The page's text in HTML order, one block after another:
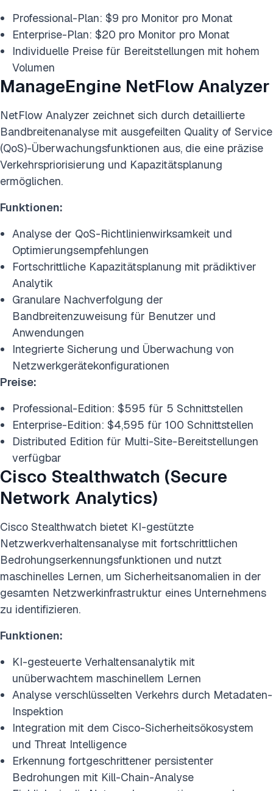
Professional-Plan: $9 pro Monitor pro Monat
Enterprise-Plan: $20 pro Monitor pro Monat
Individuelle Preise für Bereitstellungen mit hohem
Volumen
ManageEngine NetFlow Analyzer
NetFlow Analyzer zeichnet sich durch detaillierte
Bandbreitenanalyse mit ausgefeilten Quality of Service
(QoS)-Überwachungsfunktionen aus, die eine präzise
Verkehrspriorisierung und Kapazitätsplanung
ermöglichen.
Funktionen:
Analyse der QoS-Richtlinienwirksamkeit und
Optimierungsempfehlungen
Fortschrittliche Kapazitätsplanung mit prädiktiver
Analytik
Granulare Nachverfolgung der
Bandbreitenzuweisung für Benutzer und
Anwendungen
Integrierte Sicherung und Überwachung von
Netzwerkgerätekonfigurationen
Preise:
Professional-Edition: $595 für 5 Schnittstellen
Enterprise-Edition: $4,595 für 100 Schnittstellen
Distributed Edition für Multi-Site-Bereitstellungen
verfügbar
Cisco Stealthwatch (Secure
Network Analytics)
Cisco Stealthwatch bietet KI-gestützte
Netzwerkverhaltensanalyse mit fortschrittlichen
Bedrohungserkennungsfunktionen und nutzt
maschinelles Lernen, um Sicherheitsanomalien in der
gesamten Netzwerkinfrastruktur eines Unternehmens
zu identifizieren.
Funktionen:
KI-gesteuerte Verhaltensanalytik mit
unüberwachtem maschinellem Lernen
Analyse verschlüsselten Verkehrs durch Metadaten-
Inspektion
Integration mit dem Cisco-Sicherheitsökosystem
und Threat Intelligence
Erkennung fortgeschrittener persistenter
Bedrohungen mit Kill-Chain-Analyse